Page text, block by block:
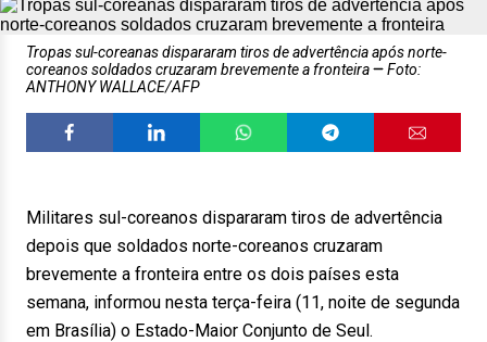
Tropas sul-coreanas dispararam tiros de advertência após norte-
coreanos soldados cruzaram brevemente a fronteira
Foto:
ANTHONY WALLACE/AFP
Militares sul-coreanos dispararam tiros de advertência
depois que soldados norte-coreanos cruzaram
brevemente a fronteira entre os dois países esta
semana, informou nesta terça-feira (11, noite de segunda
em Brasília) o Estado-Maior Conjunto de Seul.